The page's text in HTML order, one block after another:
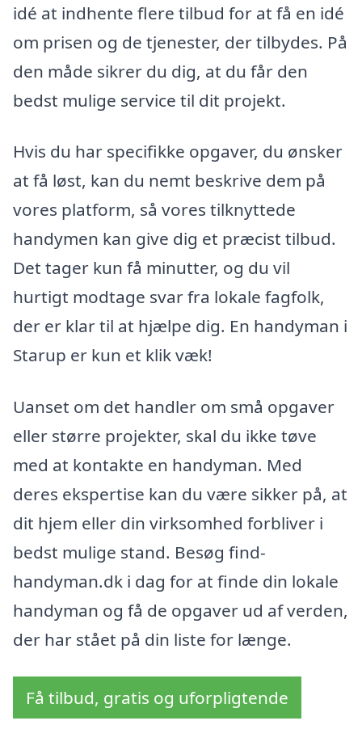
idé at indhente flere tilbud for at få en idé
om prisen og de tjenester, der tilbydes. På
den måde sikrer du dig, at du får den
bedst mulige service til dit projekt.
Hvis du har specifikke opgaver, du ønsker
at få løst, kan du nemt beskrive dem på
vores platform, så vores tilknyttede
handymen kan give dig et præcist tilbud.
Det tager kun få minutter, og du vil
hurtigt modtage svar fra lokale fagfolk,
der er klar til at hjælpe dig. En handyman i
Starup er kun et klik væk!
Uanset om det handler om små opgaver
eller større projekter, skal du ikke tøve
med at kontakte en handyman. Med
deres ekspertise kan du være sikker på, at
dit hjem eller din virksomhed forbliver i
bedst mulige stand. Besøg find-
handyman.dk i dag for at finde din lokale
handyman og få de opgaver ud af verden,
der har stået på din liste for længe.
Få tilbud, gratis og uforpligtende